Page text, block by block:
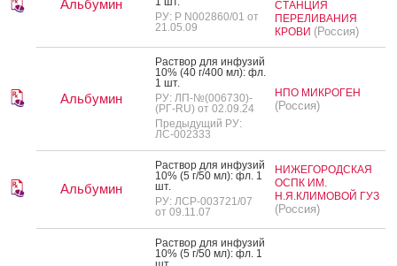
Альбумин
РУ: Р N002860/01 от
21.05.09
СТАНЦИЯ
ПЕРЕЛИВАНИЯ
КРОВИ (Россия)
Альбумин
Рас­твор для ин­фу­зий
10% (40 г/400 мл): фл.
1 шт.
РУ: ЛП-№(006730)-
(РГ-RU) от 02.09.24
Предыдущий РУ:
ЛС-002333
НПО МИКРОГЕН
(Россия)
Альбумин
Рас­твор для ин­фу­зий
10% (5 г/50 мл): фл. 1
шт.
РУ: ЛСР-003721/07
от 09.11.07
НИЖЕГОРОДСКАЯ
ОСПК ИМ.
Н.Я.КЛИМОВОЙ ГУЗ
(Россия)
Рас­твор для ин­фу­зий
10% (5 г/50 мл): фл. 1